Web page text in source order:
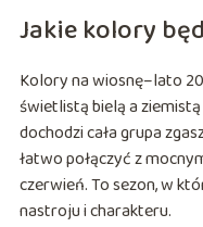
Jakie kolory
Kolory na wiosnę–lato
świetlistą bielą a
dochodzi cała grupa
łatwo połączyć z
czerwień. To sezon, w
nastroju i charakteru.